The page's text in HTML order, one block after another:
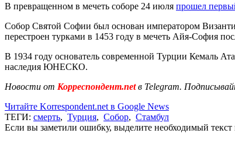
В превращенном в мечеть соборе 24 июля прошел
Собор Святой Софии был основан императором
перестроен турками в 1453 году в мечеть Айя-София
В 1934 году основатель современной Турции Кемаль
наследия ЮНЕСКО.
Новости от Корреспондент.netв Telegram.
Читайте Korrespondent.net в Google News
ТЕГИ: смерть, Турция, Собор, Стамбул
Если вы заметили ошибку, выделите необходимый